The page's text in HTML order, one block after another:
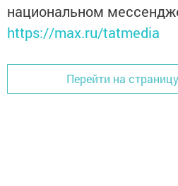
национальном
https://max.ru/tatmedia
Перейти на